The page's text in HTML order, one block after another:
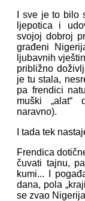
I sve je to bilo
ljepotica i
svojoj dobroj
građeni
ljubavnih
približno
je tu stala,
pa frendici
muški „alat“
naravno).
I tada tek
Frendica
čuvati tajnu,
kumi... I
dana, pola
se zvao